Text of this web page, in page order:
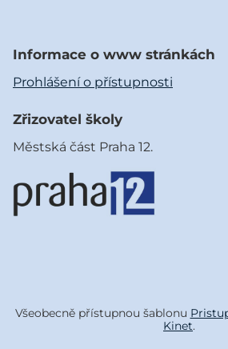
Informace o www stránkách
Prohlášení o přístupnosti
Zřizovatel školy
Městská část Praha 12.
Všeobecně přístupnou šablonu
Kinet.